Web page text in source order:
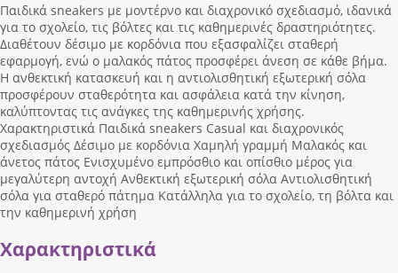
Παιδικά sneakers με μοντέρνο και διαχρονικό σχεδιασμό, ιδανικά
για το σχολείο, τις βόλτες και τις καθημερινές δραστηριότητες.
Διαθέτουν δέσιμο με κορδόνια που εξασφαλίζει σταθερή
εφαρμογή, ενώ ο μαλακός πάτος προσφέρει άνεση σε κάθε βήμα.
Η ανθεκτική κατασκευή και η αντιολισθητική εξωτερική σόλα
προσφέρουν σταθερότητα και ασφάλεια κατά την κίνηση,
καλύπτοντας τις ανάγκες της καθημερινής χρήσης.
Χαρακτηριστικά Παιδικά sneakers Casual και διαχρονικός
σχεδιασμός Δέσιμο με κορδόνια Χαμηλή γραμμή Μαλακός και
άνετος πάτος Ενισχυμένο εμπρόσθιο και οπίσθιο μέρος για
μεγαλύτερη αντοχή Ανθεκτική εξωτερική σόλα Αντιολισθητική
σόλα για σταθερό πάτημα Κατάλληλα για το σχολείο, τη βόλτα και
την καθημερινή χρήση
Χαρακτηριστικά